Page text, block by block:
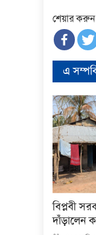
শেয়ার করুন
এ
বিপ্লবী
দাঁড়ালেন